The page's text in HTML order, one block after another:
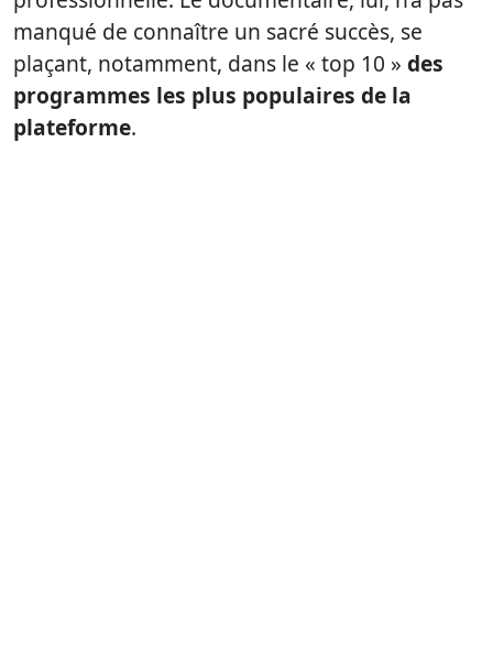
manqué de connaître un sacré succès, se
plaçant, notamment, dans le « top 10 » des
programmes les plus populaires de la
plateforme.